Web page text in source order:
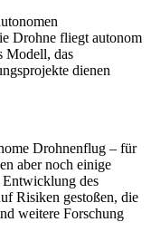
Drohne fliegt autonom
Modell, das
dienen
Drohnenflug – für
aber noch einige
des
Risiken gestoßen, die
weitere Forschung